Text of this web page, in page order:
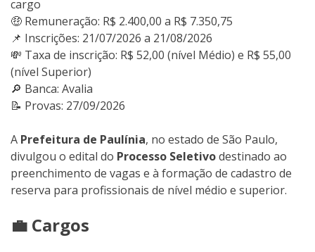
cargo
🤑 Remuneração: R$ 2.400,00 a R$ 7.350,75
📌 Inscrições: 21/07/2026 a 21/08/2026
💸 Taxa de inscrição: R$ 52,00 (nível Médio) e R$ 55,00
(nível Superior)
🔎 Banca: Avalia
📝 Provas: 27/09/2026
A Prefeitura de Paulínia, no estado de São Paulo,
divulgou o edital do Processo Seletivodestinado ao
preenchimento de vagas e à formação de cadastro de
reserva para profissionais de nível médio e superior.
💼 Cargos